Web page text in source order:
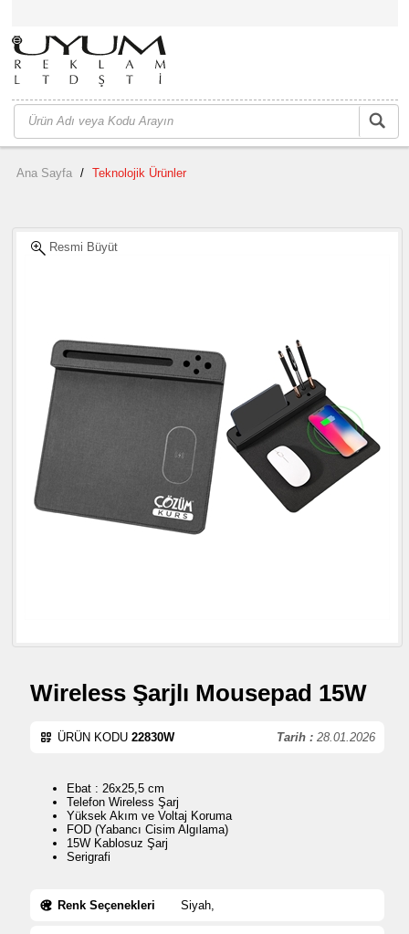
Ana Sayfa / Teknolojik Ürünler
Resmi Büyüt
Wireless Şarjlı Mousepad 15W
Tarih : 28.01.2026
ÜRÜN KODU 22830W
Ebat : 26x25,5 cm
Telefon Wireless Şarj
Yüksek Akım ve Voltaj Koruma
FOD (Yabancı Cisim Algılama)
15W Kablosuz Şarj
Serigrafi
Renk Seçenekleri Siyah,